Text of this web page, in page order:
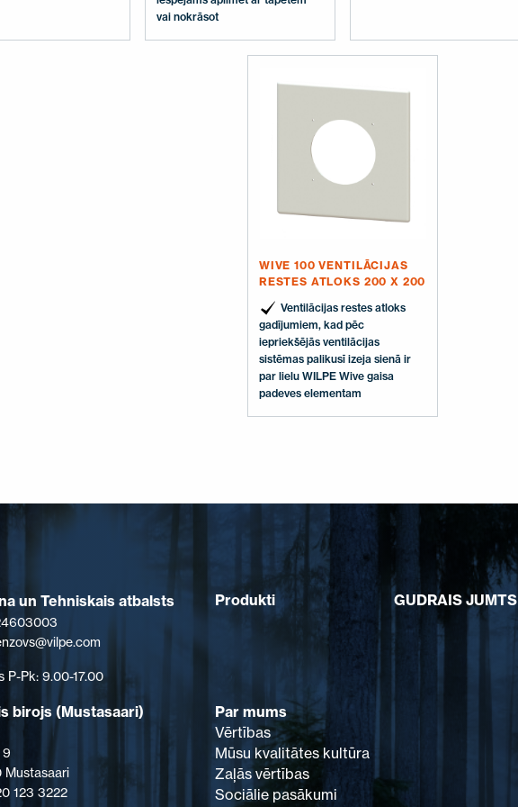
vai nokrāsot
WIVE 100 VENTILĀCIJAS
RESTES ATLOKS 200 X 200
Ventilācijas restes atloks
gadījumiem, kad pēc
iepriekšējās ventilācijas
sistēmas palikusī izeja sienā ir
par lielu WILPE Wive gaisa
padeves elementam
un Tehniskais atbalsts
P-Pk: 9.00-17.00
birojs (Mustasaari)
9
Mustasaari
123 3222
Produkti GUDRAIS JUMTS
Par mums
Vērtības
Mūsu kvalitātes kultūra
Zaļās vērtības
Sociālie pasākumi